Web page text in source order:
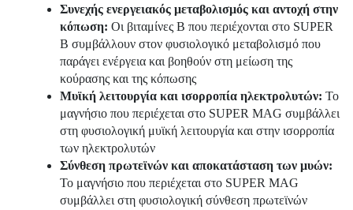
Συνεχής ενεργειακός μεταβολισμός και αντοχή στην
κόπωση: Οι βιταμίνες Β που περιέχονται στο SUPER
B συμβάλλουν στον φυσιολογικό μεταβολισμό που
παράγει ενέργεια και βοηθούν στη μείωση της
κούρασης και της κόπωσης
Μυϊκή λειτουργία και ισορροπία ηλεκτρολυτών: Το
μαγνήσιο που περιέχεται στο SUPER MAG συμβάλλει
στη φυσιολογική μυϊκή λειτουργία και στην ισορροπία
των ηλεκτρολυτών
Σύνθεση πρωτεϊνών και αποκατάσταση των μυών:
Το μαγνήσιο που περιέχεται στο SUPER MAG
συμβάλλει στη φυσιολογική σύνθεση πρωτεϊνών